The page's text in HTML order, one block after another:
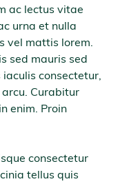
ac lectus vitae
urna et nulla
vel mattis lorem.
sed mauris sed
consectetur,
Curabitur
enim. Proin
consectetur
tellus quis